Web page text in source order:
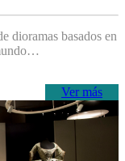
dioramas basados en
Ver más